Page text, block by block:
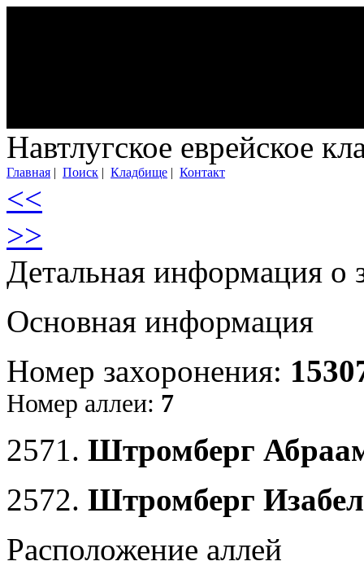
Навтлугское еврейское
Главная | Поиск | Кладбище | Контакт
<<
>>
Детальная информация о
Основная информация
Номер захоронения:
Номер аллеи: 7
2571. Штромберг
2572. Штромберг
Расположение аллей